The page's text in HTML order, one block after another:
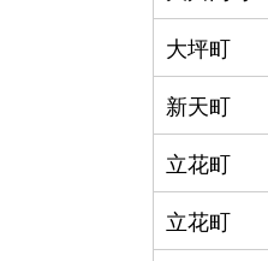
大坪町
新天町
立花町
立花町